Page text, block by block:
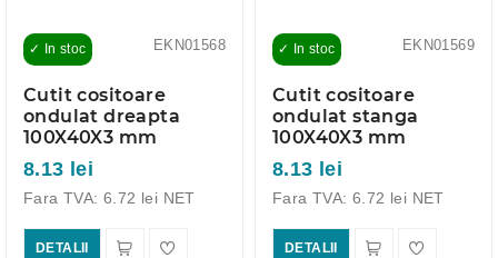
EKN01568
✓ In stoc
Cutit cositoare
ondulat dreapta
100X40X3 mm
8.13 lei
Fara TVA: 6.72 lei NET
DETALII
EKN01569
✓ In stoc
Cutit cositoare
ondulat stanga
100X40X3 mm
8.13 lei
Fara TVA: 6.72 lei NET
DETALII